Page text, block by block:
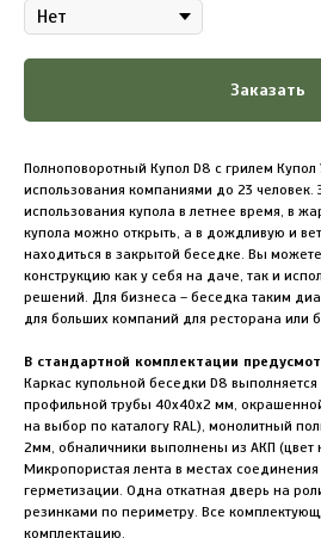
Заказать
Полноповоротный Купол D8 с грилем
использования компаниями до 23 человек.
использования купола в летнее время, в
купола можно открыть, а в дождливую и
находиться в закрытой беседке. Вы
конструкцию как у себя на даче, так и
решений. Для бизнеса – беседка таким
для больших компаний для ресторана или
В стандартной комплектации
Каркас купольной беседки D8
профильной трубы 40х40х2 мм,
на выбор по каталогу RAL), монолитный
2мм, обналичники выполнены из АКП (цвет
Микропористая лента в местах
герметизации. Одна откатная дверь на
резинками по периметру. Все
комплектацию.